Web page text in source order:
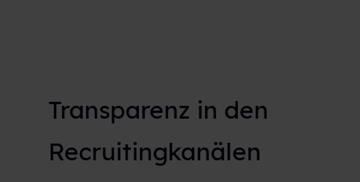
Transparenz in den
Recruitingkanälen